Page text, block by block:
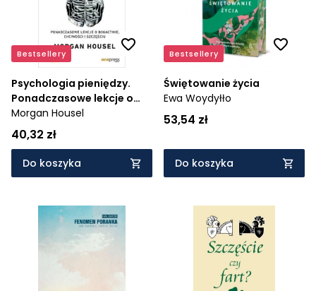
Bestsellery
Psychologia pieniędzy.
Ponadczasowe lekcje o
bogactwie, chciwości i
szczęściu
Morgan Housel
40,32 zł
Do koszyka
Bestsellery
Świętowanie życia
Ewa Woydyłło
53,54 zł
Do koszyka